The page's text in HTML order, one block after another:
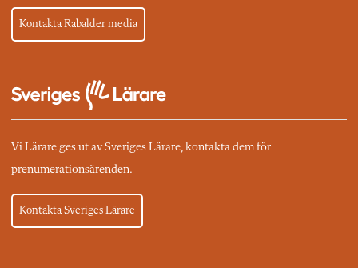
Kontakta Rabalder media
Vi Lärare ges ut av Sveriges Lärare, kontakta dem för
prenumerationsärenden.
Kontakta Sveriges Lärare